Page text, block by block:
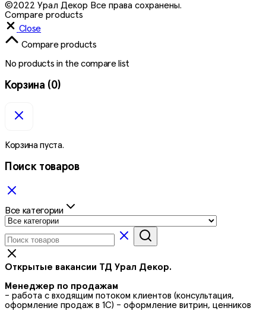
©2022 Урал Декор Все права сохранены.
Compare products
Close
Compare products
No products in the compare list
Корзина (0)
Корзина пуста.
Поиск товаров
Все категории
Открытые вакансии ТД Урал Декор.
Менеджер по продажам
- работа с входящим потоком клиентов (консультация,
оформление продаж в 1С) - оформление витрин, ценников